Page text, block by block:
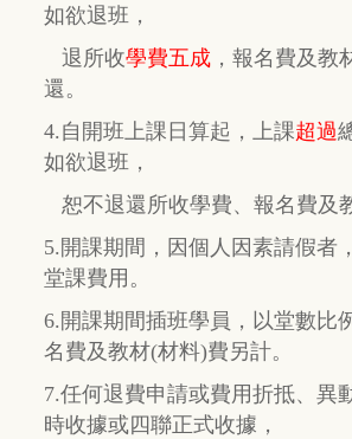
如欲退班，
退所收學費五成 ， 報名費及教
還。
4.自開班上課日算起，上課超過
如欲退班，
恕不退還所收學費、報名費及
5.開課期間，因個人因素請假者
堂課費用。
6.開課期間插班學員，以堂數比
名費及教材(材料)費另計。
7.任何退費申請或費用折抵、異
時收據或四聯正式收據，